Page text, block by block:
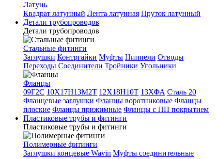
Латунь
Квадрат латунный Лента латунная Пруток латунный
Детали трубопроводов
Детали трубопроводов
Стальные фитинги
Заглушки Контргайки Муфты Ниппели Отводы
Переходы Соединители Тройники Угольники
Фланцы
09Г2С 10Х17Н13М2Т 12Х18Н10Т 13ХФА Сталь 20
Фланцевые заглушки Фланцы воротниковые Фланцы
плоские Фланцы прижимные Фланцы с ПП покрытием
Пластиковые трубы и фитинги
Пластиковые трубы и фитинги
Полимерные фитинги
Заглушки концевые Wavin Муфты соединительные